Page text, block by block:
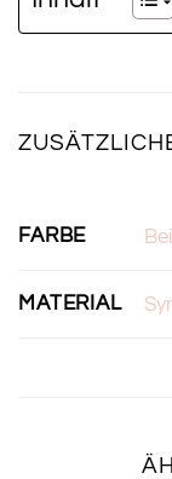
FARBE
MATERIAL